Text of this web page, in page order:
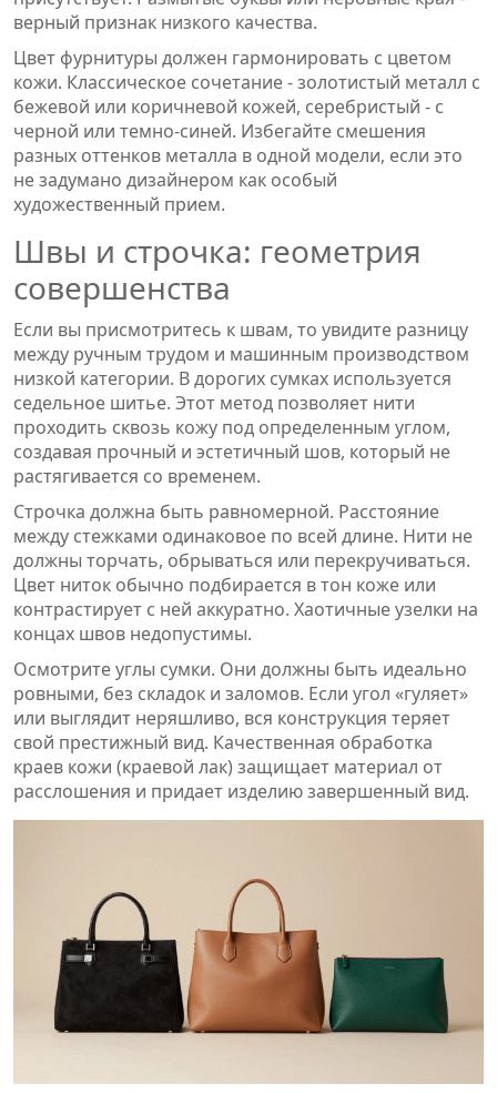
верный признак низкого качества.
Цвет фурнитуры должен гармонировать с цветом
кожи. Классическое сочетание - золотистый металл с
бежевой или коричневой кожей, серебристый - с
черной или темно-синей. Избегайте смешения
разных оттенков металла в одной модели, если это
не задумано дизайнером как особый
художественный прием.
Швы и строчка: геометрия
совершенства
Если вы присмотритесь к швам, то увидите разницу
между ручным трудом и машинным производством
низкой категории. В дорогих сумках используется
седельное шитье. Этот метод позволяет нити
проходить сквозь кожу под определенным углом,
создавая прочный и эстетичный шов, который не
растягивается со временем.
Строчка должна быть равномерной. Расстояние
между стежками одинаковое по всей длине. Нити не
должны торчать, обрываться или перекручиваться.
Цвет ниток обычно подбирается в тон коже или
контрастирует с ней аккуратно. Хаотичные узелки на
концах швов недопустимы.
Осмотрите углы сумки. Они должны быть идеально
ровными, без складок и заломов. Если угол «гуляет»
или выглядит неряшливо, вся конструкция теряет
свой престижный вид. Качественная обработка
краев кожи (краевой лак) защищает материал от
расслошения и придает изделию завершенный вид.